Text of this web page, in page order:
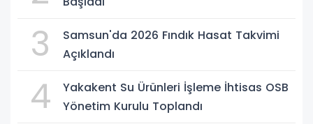
3
Samsun'da 2026 Fındık Hasat Takvimi
Açıklandı
4
Yakakent Su Ürünleri İşleme İhtisas OSB
Yönetim Kurulu Toplandı